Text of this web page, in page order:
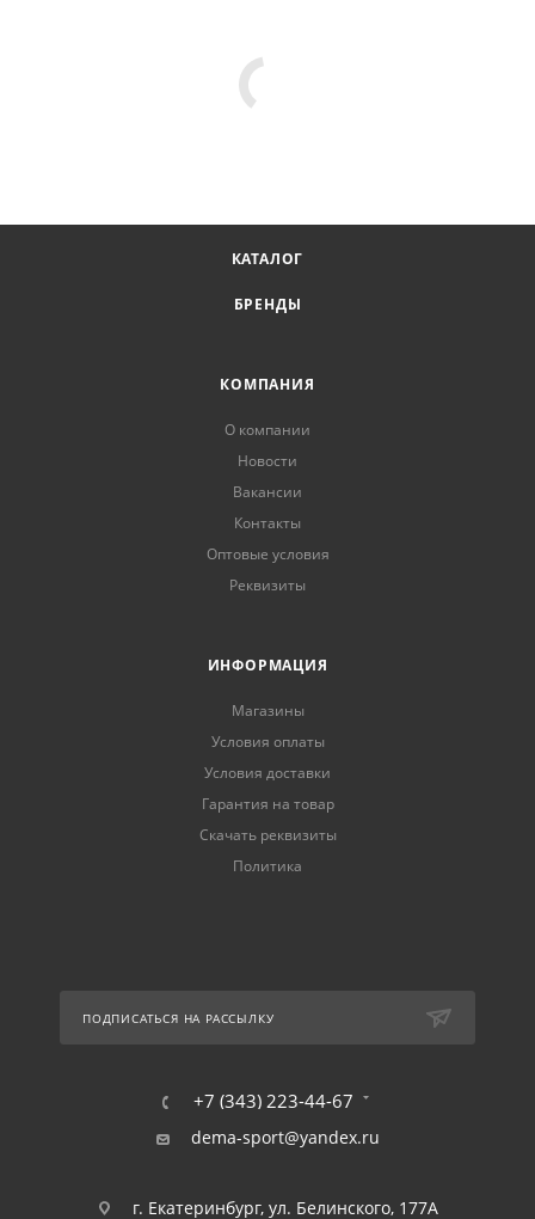
КАТАЛОГ
БРЕНДЫ
КОМПАНИЯ
О компании
Новости
Вакансии
Контакты
Оптовые условия
Реквизиты
ИНФОРМАЦИЯ
Магазины
Условия оплаты
Условия доставки
Гарантия на товар
Скачать реквизиты
Политика
ПОДПИСАТЬСЯ НА РАССЫЛКУ
+7 (343) 223-44-67
dema-sport@yandex.ru
г. Екатеринбург, ул. Белинского, 177А